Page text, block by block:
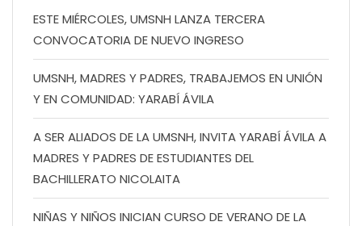
ESTE MIÉRCOLES, UMSNH LANZA TERCERA
CONVOCATORIA DE NUEVO INGRESO
UMSNH, MADRES Y PADRES, TRABAJEMOS EN UNIÓN
Y EN COMUNIDAD: YARABÍ ÁVILA
A SER ALIADOS DE LA UMSNH, INVITA YARABÍ ÁVILA A
MADRES Y PADRES DE ESTUDIANTES DEL
BACHILLERATO NICOLAITA
NIÑAS Y NIÑOS INICIAN CURSO DE VERANO DE LA